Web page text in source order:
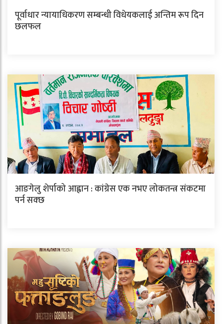
पूर्वाधार न्यायाधिकरण सम्बन्धी विधेयकलाई अन्तिम रूप दिन
छलफल
आङगेलु शेर्पाको आह्वान : कांग्रेस एक नभए लोकतन्त्र संकटमा
पर्न सक्छ